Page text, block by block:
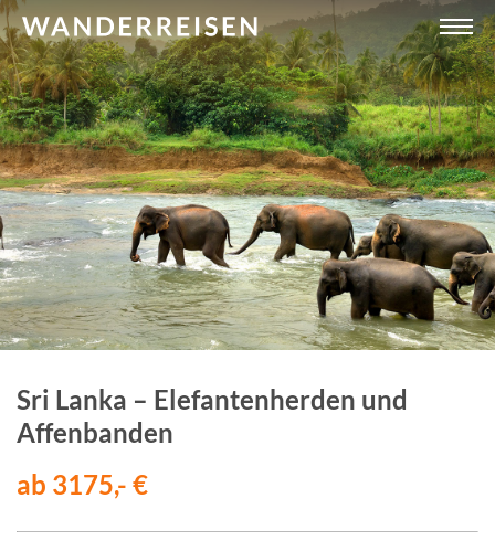
Sri Lanka – Elefantenherden und
Affenbanden
ab 3175,- €